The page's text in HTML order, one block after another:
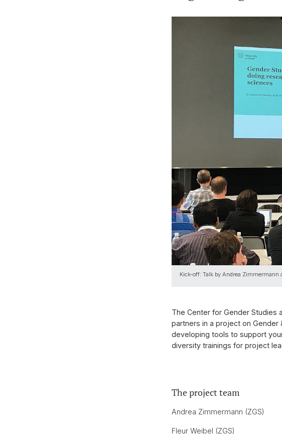
Kick-off: Talk by Andrea Zimmermann
The Center for Gender Studies
partners in a project on Gender
developing tools to support
diversity trainings for project
The project team
Andrea Zimmermann (ZGS)
Fleur Weibel (ZGS)